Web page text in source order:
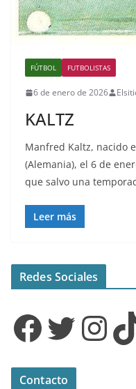
FÚTBOL FUTBOLISTAS
6 de enero de 2026
KALTZ
Manfred Kaltz, nacido
(Alemania), el 6 de
que salvo una
Leer más
Redes Sociales
Facebook Twitter InstagramTikTok
Contacto